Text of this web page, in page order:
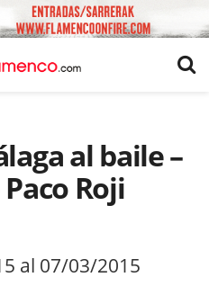
al baile –
Roji
al 07/03/2015